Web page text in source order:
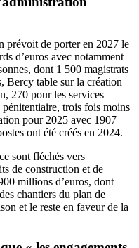
prévoit de porter en 2027 le
d’euros avec notamment
dont 1 500 magistrats
Bercy table sur la création
270 pour les services
trois fois moins
pour 2025 avec 1907
ont été créés en 2024.
sont fléchés vers
de construction et de
millions d’euros, dont
chantiers du plan de
et le reste en faveur de la